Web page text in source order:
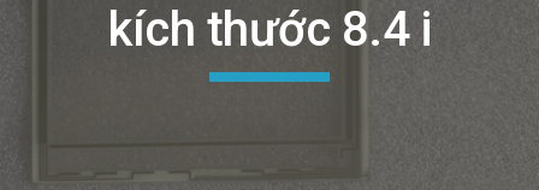
kích thước 8.4 i